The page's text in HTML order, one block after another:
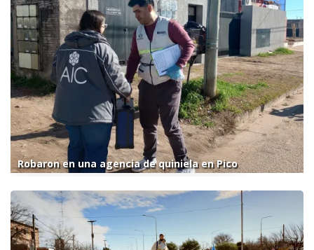
Robaron en una agencia de quiniela en Pico